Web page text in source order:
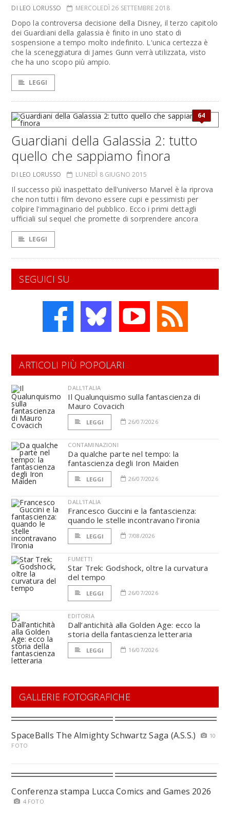
DI LEO LORUSSO MERCOLEDÌ 26 SETTEMBRE 2018
Dopo la controversa decisione della Disney, il terzo capitolo
dei Guardiani della galassia è finito in uno stato di
sospensione a tempo molto indefinito. L'unica certezza è
che la sceneggiatura di James Gunn verrà utilizzata, visto
che ha uno scopo più ampio.
LEGGI
64
Guardiani della Galassia 2: tutto
quello che sappiamo finora
DI LEO LORUSSO LUNEDÌ 8 GIUGNO 2015
Il successo più inaspettato dell'universo Marvel è la riprova
che non tutti i film devono essere cupi e pessimisti per
colpire l'immaginario del pubblico. Ecco i primi dettagli
ufficiali sul sequel che promette di sorprendere ancora
LEGGI
SEGUICI SU
ARTICOLI PIÙ POPOLARI
DALL'ITALIA
Il Qualunquismo sulla fantascienza di
Mauro Covacich
LEGGI 26/07/2026
CONTAMINAZIONI
Da qualche parte nel tempo: la
fantascienza degli Iron Maiden
LEGGI 26/07/2026
DALL'ITALIA
Francesco Guccini e la fantascienza:
quando le stelle incontravano l’ironia
LEGGI 7/08/2026
FUMETTI
Star Trek: Godshock, oltre la curvatura
del tempo
LEGGI 26/07/2026
EDITORIA
Dall’antichità alla Golden Age: ecco la
storia della fantascienza letteraria
LEGGI 16/07/2026
GALLERIE FOTOGRAFICHE
SpaceBalls The Almighty Schwartz Saga (A.S.S.)
10
FOTO
Conferenza stampa Lucca Comics and Games 2026
4 FOTO